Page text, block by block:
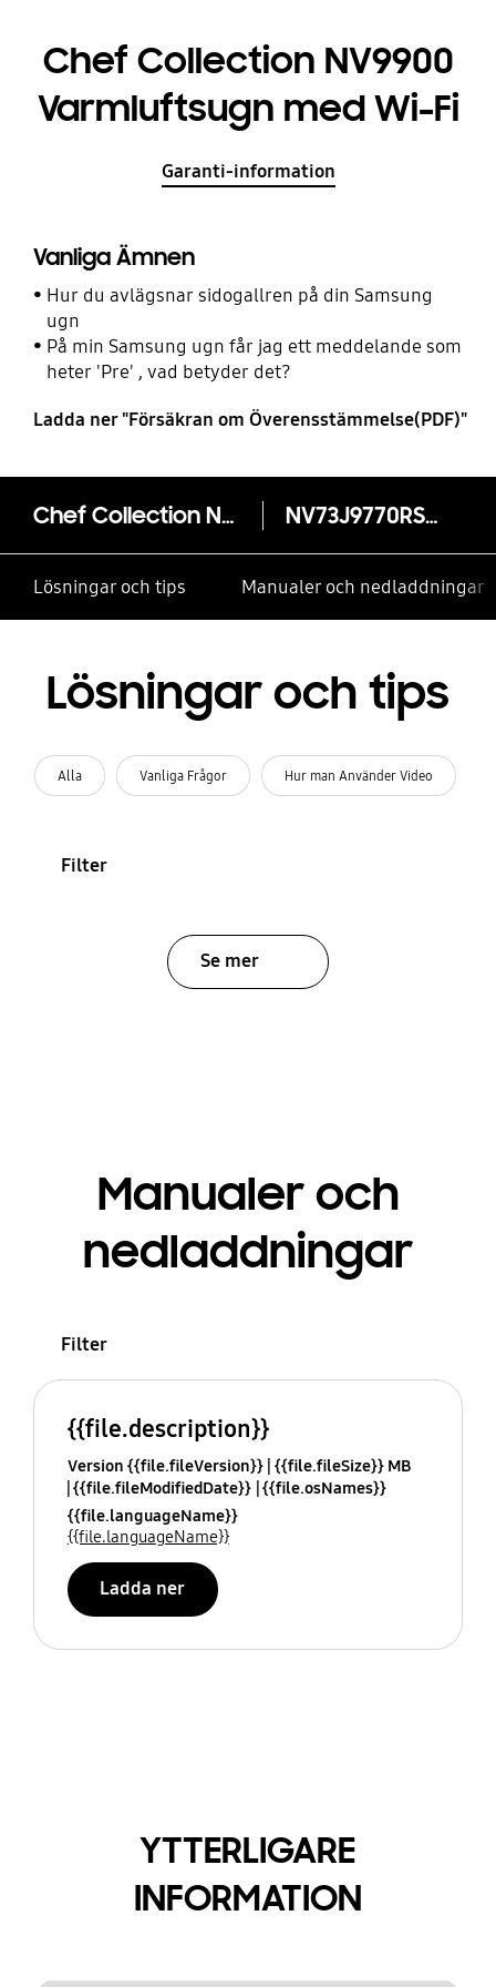
Chef Collection NV9900
Varmluftsugn med Wi-Fi
Garanti-information
Vanliga Ämnen
Hur du avlägsnar sidogallren på din Samsung
ugn
På min Samsung ugn får jag ett meddelande som
heter 'Pre' , vad betyder det?
Ladda ner "Försäkran om Överensstämmelse(PDF)"
Chef Collection NV9900 Varmluftsugn med Wi-Fi NV73J9770RS/EE
Lösningar och tips Manualer och nedladdningar
Lösningar och tips
Alla Vanliga Frågor Hur man Använder Video
Filter
Se mer
Manualer och
nedladdningar
Filter
{{file.description}}
Version {{file.fileVersion}} {{file.fileSize}} MB
{{file.fileModifiedDate}} {{file.osNames}}
{{file.languageName}}
{{file.languageName}}
Ladda ner
YTTERLIGARE
INFORMATION